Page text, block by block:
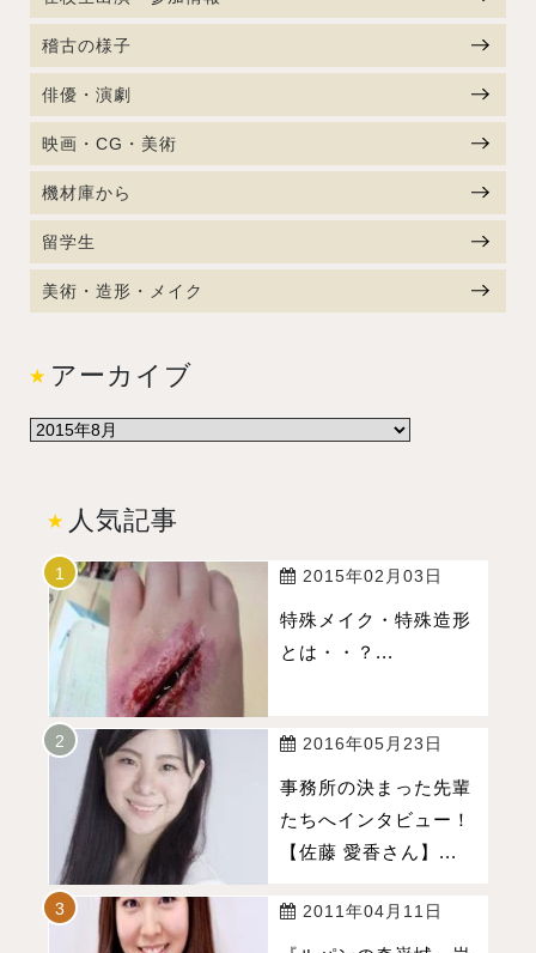
稽古の様子
俳優・演劇
映画・CG・美術
機材庫から
留学生
美術・造形・メイク
アーカイブ
人気記事
2015年02月03日
特殊メイク・特殊造形
とは・・？...
2016年05月23日
事務所の決まった先輩
たちへインタビュー！
【佐藤 愛香さん】...
2011年04月11日